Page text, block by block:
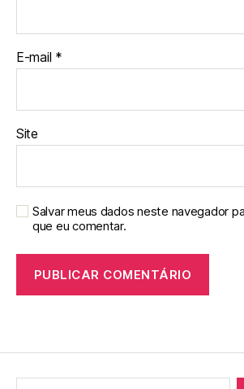
E-mail *
Site
Salvar meus dados neste navegador
que eu comentar.